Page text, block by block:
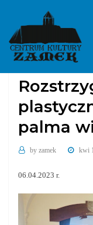
content
konkursy
palma
by zamek kwi
06.04.2023 r.